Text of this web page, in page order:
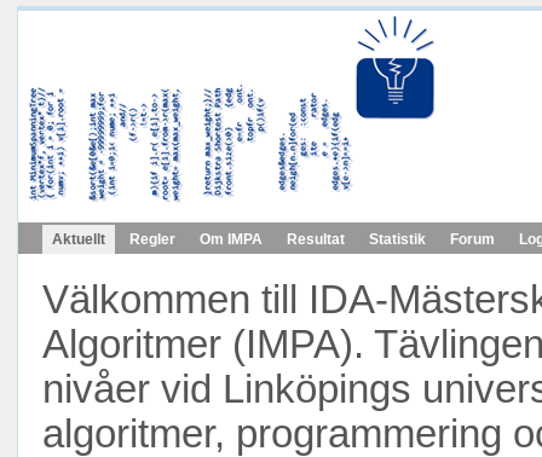
Aktuellt Regler Om IMPA Resultat Statistik Forum
Välkommen till IDA-
Algoritmer (IMPA).
nivåer vid Linköpings
algoritmer, programmering